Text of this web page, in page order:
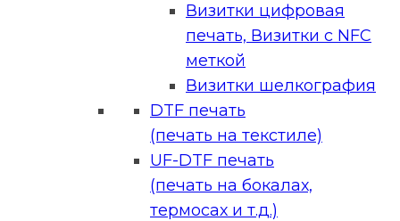
Визитки цифровая
печать, Визитки с NFC
меткой
Визитки шелкография
DTF печать
(печать на текстиле)
UF-DTF печать
(печать на бокалах,
термосах и т.д.)